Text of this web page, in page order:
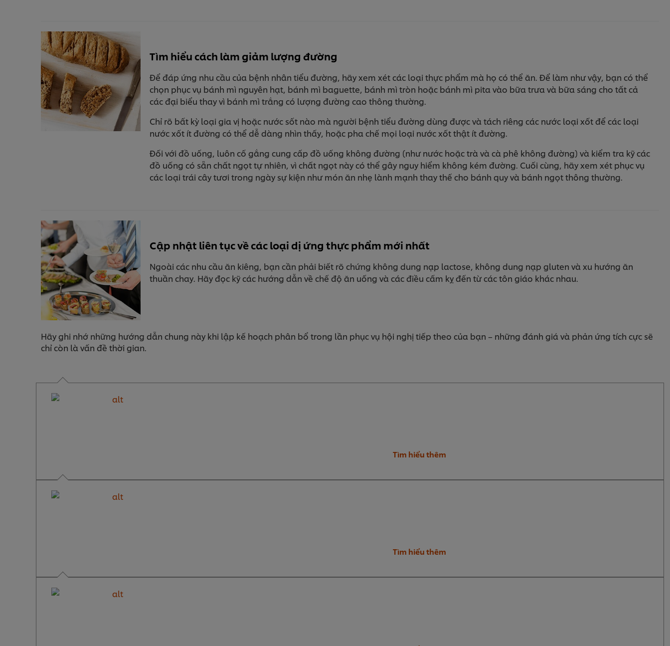
Tìm hiểu cách làm giảm lượng đường
Để đáp ứng nhu cầu của bệnh nhân tiểu đường, hãy xem xét các loại thực phẩm mà họ có thể ăn. Để làm như vậy, bạn có thể
chọn phục vụ bánh mì nguyên hạt, bánh mì baguette, bánh mì tròn hoặc bánh mì pita vào bữa trưa và bữa sáng cho tất cả
các đại biểu thay vì bánh mì trắng có lượng đường cao thông thường.
Chỉ rõ bất kỳ loại gia vị hoặc nước sốt nào mà người bệnh tiểu đường dùng được và tách riêng các nước loại xốt để các loại
nước xốt ít đường có thể dễ dàng nhìn thấy, hoặc pha chế mọi loại nước xốt thật ít đường.
Đối với đồ uống, luôn cố gắng cung cấp đồ uống không đường (như nước hoặc trà và cà phê không đường) và kiểm tra kỹ các
đồ uống có sẵn chất ngọt tự nhiên, vì chất ngọt này có thể gây nguy hiểm không kém đường. Cuối cùng, hãy xem xét phục vụ
các loại trái cây tươi trong ngày sự kiện như món ăn nhẹ lành mạnh thay thế cho bánh quy và bánh ngọt thông thường.
Cập nhật liên tục về các loại dị ứng thực phẩm mới nhất
Ngoài các nhu cầu ăn kiêng, bạn cần phải biết rõ chứng không dung nạp lactose, không dung nạp gluten và xu hướng ăn
thuần chay. Hãy đọc kỹ các hướng dẫn về chế độ ăn uống và các điều cấm kỵ đến từ các tôn giáo khác nhau.
Hãy ghi nhớ những hướng dẫn chung này khi lập kế hoạch phân bổ trong lần phục vụ hội nghị tiếp theo của bạn – những đánh giá và phản ứng tích cực sẽ
chỉ còn là vấn đề thời gian.
Tìm hiểu thêm
Tìm hiểu thêm